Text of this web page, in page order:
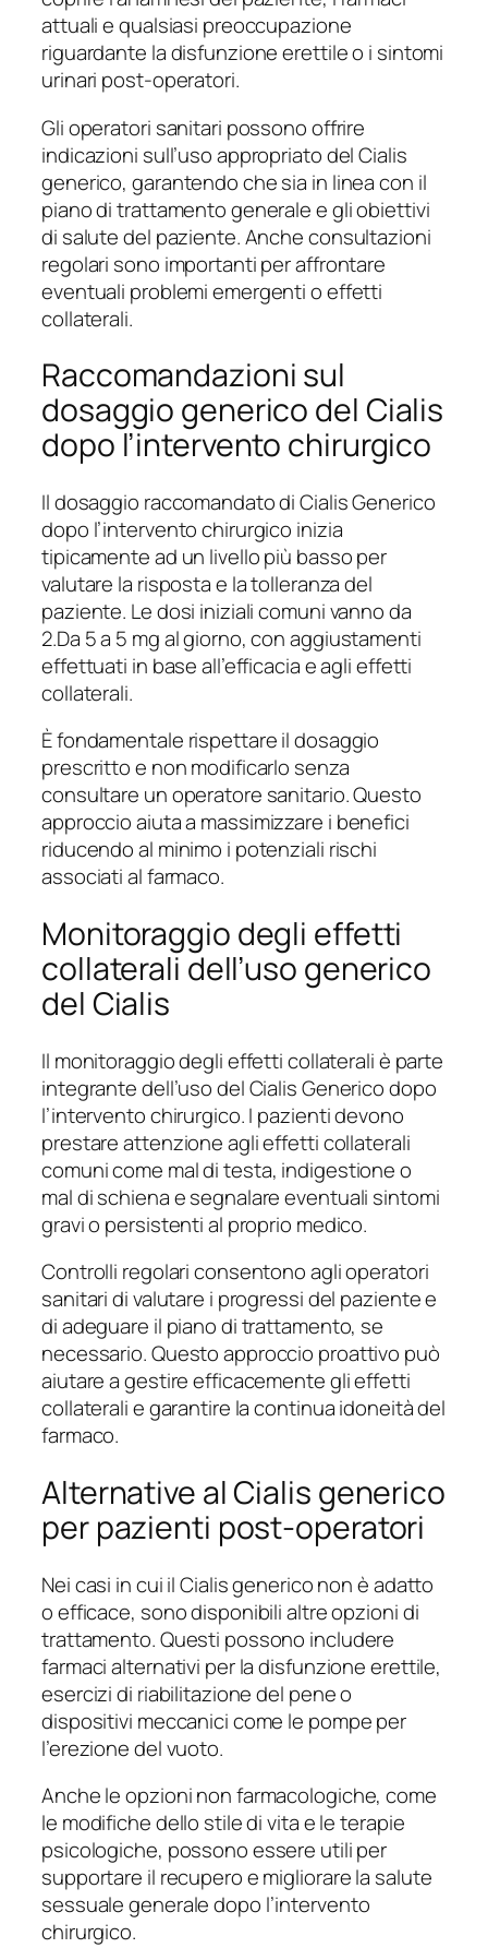
attuali e qualsiasi preoccupazione
riguardante la disfunzione erettile o i sintomi
urinari post-operatori.
Gli operatori sanitari possono offrire
indicazioni sull’uso appropriato del Cialis
generico, garantendo che sia in linea con il
piano di trattamento generale e gli obiettivi
di salute del paziente. Anche consultazioni
regolari sono importanti per affrontare
eventuali problemi emergenti o effetti
collaterali.
Raccomandazioni sul
dosaggio generico del Cialis
dopo l’intervento chirurgico
Il dosaggio raccomandato di Cialis Generico
dopo l’intervento chirurgico inizia
tipicamente ad un livello più basso per
valutare la risposta e la tolleranza del
paziente. Le dosi iniziali comuni vanno da
2.Da 5 a 5 mg al giorno, con aggiustamenti
effettuati in base all’efficacia e agli effetti
collaterali.
È fondamentale rispettare il dosaggio
prescritto e non modificarlo senza
consultare un operatore sanitario. Questo
approccio aiuta a massimizzare i benefici
riducendo al minimo i potenziali rischi
associati al farmaco.
Monitoraggio degli effetti
collaterali dell’uso generico
del Cialis
Il monitoraggio degli effetti collaterali è parte
integrante dell’uso del Cialis Generico dopo
l’intervento chirurgico. I pazienti devono
prestare attenzione agli effetti collaterali
comuni come mal di testa, indigestione o
mal di schiena e segnalare eventuali sintomi
gravi o persistenti al proprio medico.
Controlli regolari consentono agli operatori
sanitari di valutare i progressi del paziente e
di adeguare il piano di trattamento, se
necessario. Questo approccio proattivo può
aiutare a gestire efficacemente gli effetti
collaterali e garantire la continua idoneità del
farmaco.
Alternative al Cialis generico
per pazienti post-operatori
Nei casi in cui il Cialis generico non è adatto
o efficace, sono disponibili altre opzioni di
trattamento. Questi possono includere
farmaci alternativi per la disfunzione erettile,
esercizi di riabilitazione del pene o
dispositivi meccanici come le pompe per
l’erezione del vuoto.
Anche le opzioni non farmacologiche, come
le modifiche dello stile di vita e le terapie
psicologiche, possono essere utili per
supportare il recupero e migliorare la salute
sessuale generale dopo l’intervento
chirurgico.